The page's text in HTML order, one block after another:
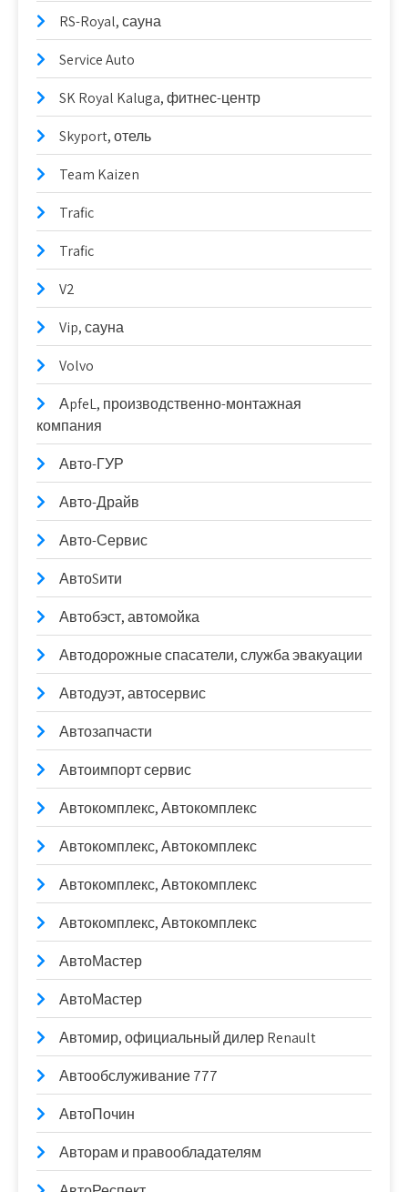
RS-Royal, сауна
Service Auto
SK Royal Kaluga, фитнес-центр
Skyport, отель
Team Kaizen
Trafic
Trafic
V2
Vip, сауна
Volvo
АpfeL, производственно-монтажная
компания
Авто-ГУР
Авто-Драйв
Авто-Сервис
АвтоSити
Автобэст, автомойка
Автодорожные спасатели, служба эвакуации
Автодуэт, автосервис
Автозапчасти
Автоимпорт сервис
Автокомплекс, Автокомплекс
Автокомплекс, Автокомплекс
Автокомплекс, Автокомплекс
Автокомплекс, Автокомплекс
АвтоМастер
АвтоМастер
Автомир, официальный дилер Renault
Автообслуживание 777
АвтоПочин
Авторам и правообладателям